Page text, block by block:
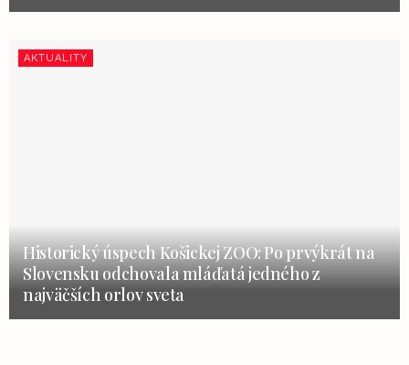
AKTUALITY
Historický úspech Košickej ZOO: Po prvýkrát na
Slovensku odchovala mláďatá jedného z
najväčších orlov sveta